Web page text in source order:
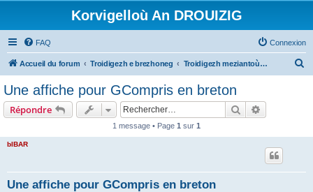
Korvigelloù An DROUIZIG
FAQ Connexion
Accueil du forum Troidigezh e brezhoneg Troidigezh meziantoù all (frank a wirioù evit an darn vrasañ anezho)
Une affiche pour GCompris en breton
Répondre Rechercher
1 message • Page 1 sur 1
bIBAR
Une affiche pour GCompris en breton